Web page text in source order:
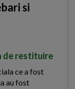
si
de restituire
ce a fost
au fost